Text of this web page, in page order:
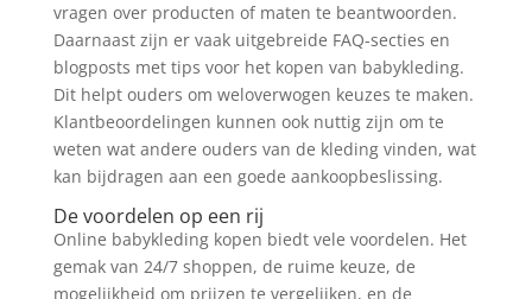
vragen over producten of maten te beantwoorden.
Daarnaast zijn er vaak uitgebreide FAQ-secties en
blogposts met tips voor het kopen van babykleding.
Dit helpt ouders om weloverwogen keuzes te maken.
Klantbeoordelingen kunnen ook nuttig zijn om te
weten wat andere ouders van de kleding vinden, wat
kan bijdragen aan een goede aankoopbeslissing.
De voordelen op een rij
Online babykleding kopen biedt vele voordelen. Het
gemak van 24/7 shoppen, de ruime keuze, de
mogelijkheid om prijzen te vergelijken, en de